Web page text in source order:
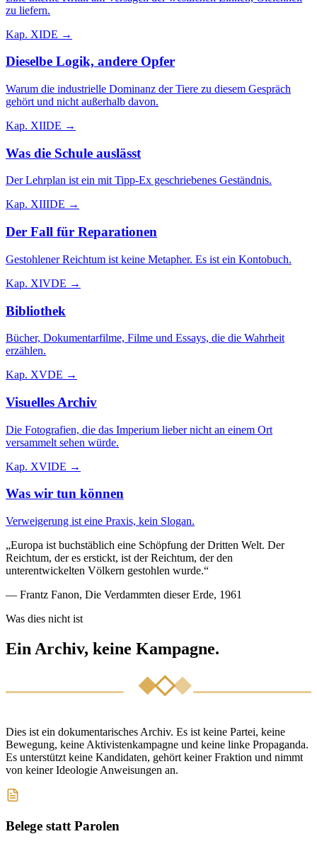
zu liefern.
Kap. XIDE →
Dieselbe Logik, andere Opfer
Warum die industrielle Dominanz der Tiere zu diesem Gespräch
gehört und nicht außerhalb davon.
Kap. XIIDE →
Was die Schule auslässt
Der Lehrplan ist ein mit Tipp-Ex geschriebenes Geständnis.
Kap. XIIIDE →
Der Fall für Reparationen
Gestohlener Reichtum ist keine Metapher. Es ist ein Kontobuch.
Kap. XIVDE →
Bibliothek
Bücher, Dokumentarfilme, Filme und Essays, die die Wahrheit
erzählen.
Kap. XVDE →
Visuelles Archiv
Die Fotografien, die das Imperium lieber nicht an einem Ort
versammelt sehen würde.
Kap. XVIDE →
Was wir tun können
Verweigerung ist eine Praxis, kein Slogan.
„Europa ist buchstäblich eine Schöpfung der Dritten Welt. Der
Reichtum, der es erstickt, ist der Reichtum, der den
unterentwickelten Völkern gestohlen wurde.“
— Frantz Fanon, Die Verdammten dieser Erde, 1961
Was dies nicht ist
Ein Archiv, keine Kampagne.
Dies ist ein dokumentarisches Archiv. Es ist keine Partei, keine
Bewegung, keine Aktivistenkampagne und keine linke Propaganda.
Es unterstützt keine Kandidaten, gehört keiner Fraktion und nimmt
von keiner Ideologie Anweisungen an.
Belege statt Parolen